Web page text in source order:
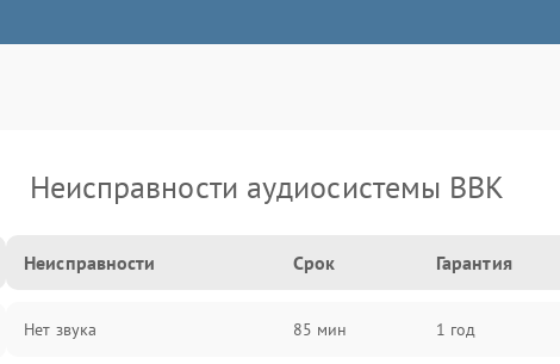
Неисправности аудиосистемы BBK
Неисправности Срок Гарантия
Нет звука 85 мин 1 год